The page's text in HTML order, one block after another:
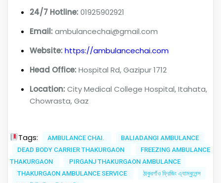
24/7 Hotline:01925902921
Email:ambulancechai@gmail.com
Website:https://ambulancechai.com
Head Office:Hospital Rd, Gazipur 1712
Location:City Medical College Hospital, Itahata,
Chowrasta, Gaz
Tags: AMBULANCE CHAI.
BALIADANGI AMBULANCE
DEAD BODY CARRIER THAKURGAON
FREEZING AMBULANCE
THAKURGAON
PIRGANJ THAKURGAON AMBULANCE
THAKURGAON AMBULANCE SERVICE
ঠাকুরগাঁও ফ্রিজিং এ্যাম্বুলেন্স